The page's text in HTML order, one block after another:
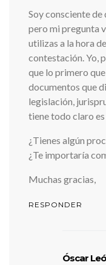
Soy consciente de
pero mi pregunta
utilizas a la hora
contestación. Yo,
que lo primero
documentos que
legislación,
tiene todo claro
¿Tienes algún
¿Te importaría
Muchas gracias,
RESPONDER
Óscar